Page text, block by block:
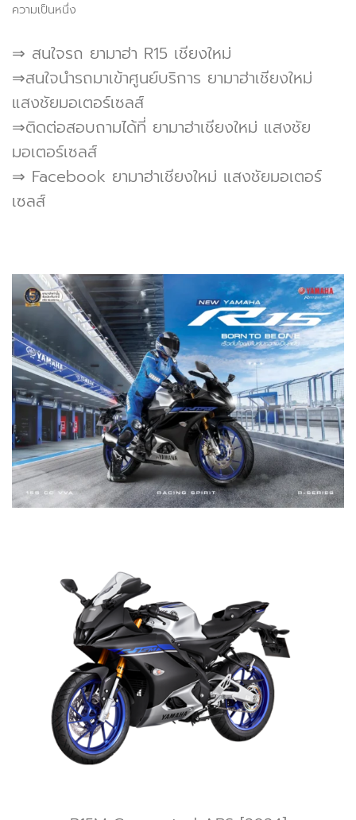
ความเป็นหนึ่ง
⇒ สนใจรถ ยามาฮ่า R15 เชียงใหม่
⇒สนใจนำรถมาเข้าศูนย์บริการ ยามาฮ่าเชียงใหม่
แสงชัยมอเตอร์เซลส์
⇒ติดต่อสอบถามได้ที่ ยามาฮ่าเชียงใหม่ แสงชัย
มอเตอร์เซลส์
⇒ Facebook ยามาฮ่าเชียงใหม่ แสงชัยมอเตอร์
เซลส์